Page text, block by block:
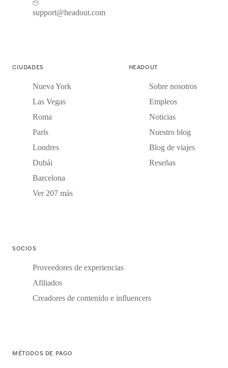
support@headout.com
CIUDADES
Nueva York
Las Vegas
Roma
París
Londres
Dubái
Barcelona
Ver 207 más
HEADOUT
Sobre nosotros
Empleos
Noticias
Nuestro blog
Blog de viajes
Reseñas
SOCIOS
Proveedores de experiencias
Afiliados
Creadores de contenido e influencers
MÉTODOS DE PAGO